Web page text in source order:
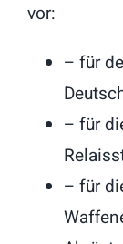
vor:
– für
– für
– für